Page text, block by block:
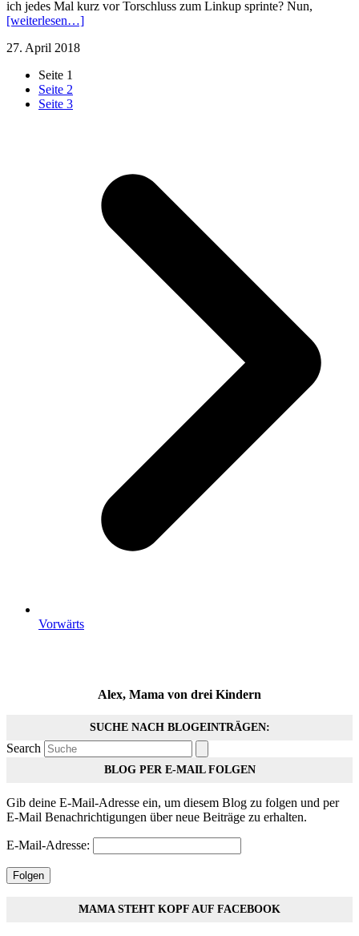
ich jedes Mal kurz vor Torschluss zum Linkup sprinte? Nun,
[weiterlesen…]
27. April 2018
Seite 1
Seite 2
Seite 3
Vorwärts
Alex, Mama von drei Kindern
SUCHE NACH BLOGEINTRÄGEN:
Search
BLOG PER E-MAIL FOLGEN
Gib deine E-Mail-Adresse ein, um diesem Blog zu folgen und per
E-Mail Benachrichtigungen über neue Beiträge zu erhalten.
E-Mail-Adresse:
Folgen
MAMA STEHT KOPF AUF FACEBOOK